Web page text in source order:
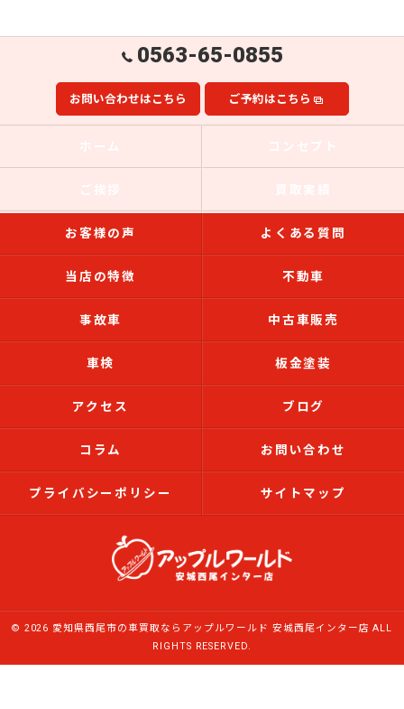
0563-65-0855
お問い合わせはこちら ご予約はこちら
お客様の声 よくある質問
当店の特徴 不動車
事故車 中古車販売
車検 板金塗装
アクセス ブログ
コラム お問い合わせ
プライバシーポリシー サイトマップ
© 2026 愛知県西尾市の車買取ならアップルワールド 安城西尾インター店 ALL
RIGHTS RESERVED.